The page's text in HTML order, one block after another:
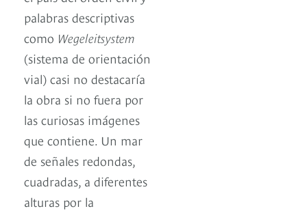
palabras descriptivas
como Wegeleitsystem
(sistema de orientación
vial) casi no destacaría
la obra si no fuera por
las curiosas imágenes
que contiene. Un mar
de señales redondas,
cuadradas, a diferentes
alturas por la